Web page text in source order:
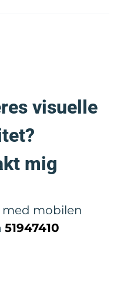
visuelle
mig
med mobilen
51947410